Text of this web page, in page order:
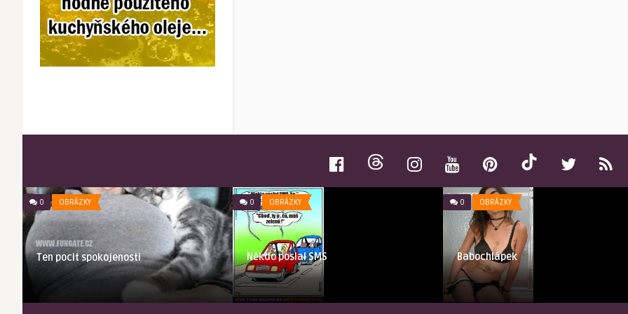
0 OBRÁZKY
Ten pocit spokojenosti
0 OBRÁZKY
Někdo poslal SMS
0 OBRÁZKY
Babochlápek